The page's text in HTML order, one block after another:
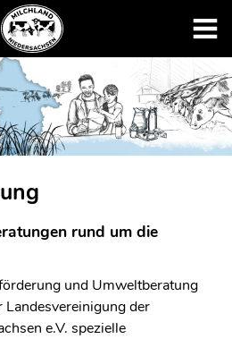
rund um die
und Umweltberatung
Landesvereinigung der
e.V. spezielle